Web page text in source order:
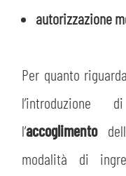
autorizzazione
Per quanto
l’introduzione
l’accoglimento
modalità di